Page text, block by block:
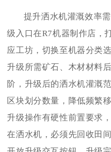
提升洒水机灌溉效率
级入口在R7机器制作店，
应工坊，切换至机器分类
升级所需矿石、木材材料
阶，升级后的洒水机灌溉
区块划分数量，降低频繁
升级操作有硬性前置要求
在洒水机，必须先回收田